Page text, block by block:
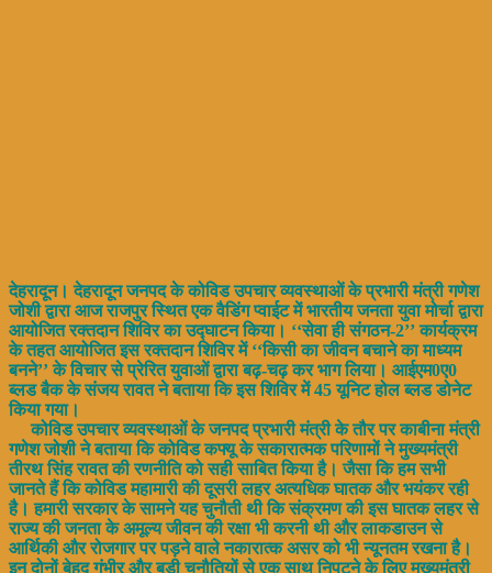
देहरादून। देहरादून जनपद के कोविड उपचार व्यवस्थाओं के प्रभारी मंत्री गणेश
जोशी द्वारा आज राजपुर स्थित एक वैडिंग प्वाईट में भारतीय जनता युवा मोर्चा द्वारा
आयोजित रक्तदान शिविर का उद्घाटन किया। ‘‘सेवा ही संगठन-2’’ कार्यक्रम
के तहत आयोजित इस रक्तदान शिविर में ‘‘किसी का जीवन बचाने का माध्यम
बनने’’ के विचार से प्रेरित युवाओं द्वारा बढ़-चढ़ कर भाग लिया। आईएम0ए0
ब्लड बैक के संजय रावत ने बताया कि इस शिविर में 45 यूनिट होल ब्लड डोनेट
किया गया।
कोविड उपचार व्यवस्थाओं के जनपद प्रभारी मंत्री के तौर पर काबीना मंत्री
गणेश जोशी ने बताया कि कोविड कफ्यू के सकारात्मक परिणामों ने मुख्यमंत्री
तीरथ सिंह रावत की रणनीति को सही साबित किया है। जैसा कि हम सभी
जानते हैं कि कोविड महामारी की दूसरी लहर अत्यधिक घातक और भयंकर रही
है। हमारी सरकार के सामने यह चुनौती थी कि संक्रमण की इस घातक लहर से
राज्य की जनता के अमूल्य जीवन की रक्षा भी करनी थी और लाकडाउन से
आर्थिकी और रोजगार पर पड़ने वाले नकारात्क असर को भी न्यूनतम रखना है।
इन दोनों बेहद गंभीर और बड़ी चुनौतियों से एक साथ निपटने के लिए मुख्यमंत्री